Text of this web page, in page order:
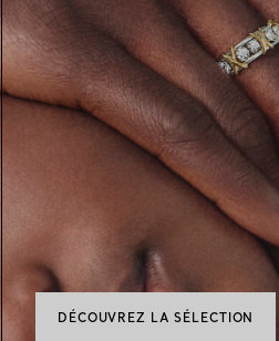
DÉCOUVREZ LA SÉLECTION